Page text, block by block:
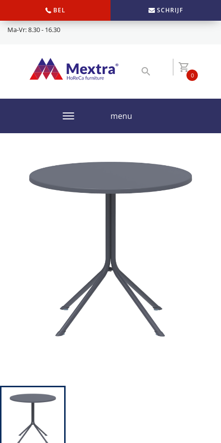
BEL SCHRIJF
Ma-Vr: 8.30 - 16.30
0
menu